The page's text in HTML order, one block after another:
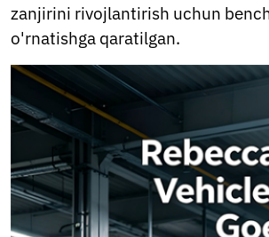
zanjirini rivojlantirish uchun
o'rnatishga qaratilgan.